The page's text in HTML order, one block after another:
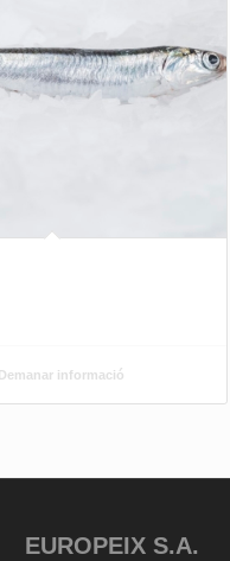
Demanar informació
EUROPEIX S.A.